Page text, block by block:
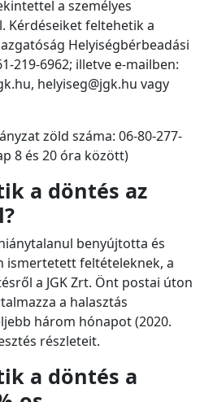
a személyes
Kérdéseiket feltehetik a
Helyiségbérbeadási
219-6962; illetve e-mailben:
helyiseg@jgk.hu vagy
zöld száma: 06-80-277-
8 és 20 óra között)
a döntés az
benyújtotta és
ismertetett feltételeknek, a
a JGK Zrt. Önt postai úton
a halasztás
három hónapot (2020.
részleteit.
a döntés a